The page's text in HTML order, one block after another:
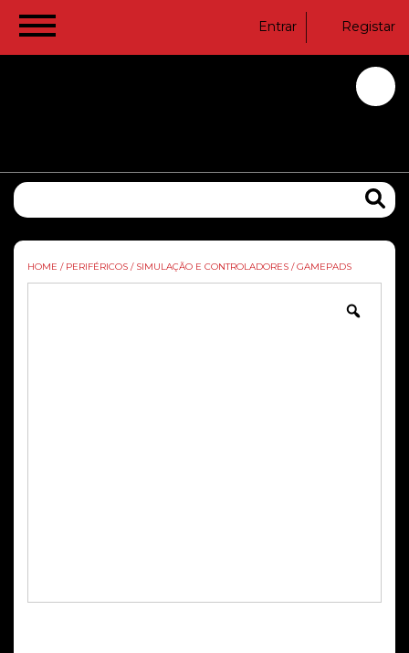
Entrar Registar
HOME / PERIFÉRICOS / SIMULAÇÃO E CONTROLADORES / GAMEPADS